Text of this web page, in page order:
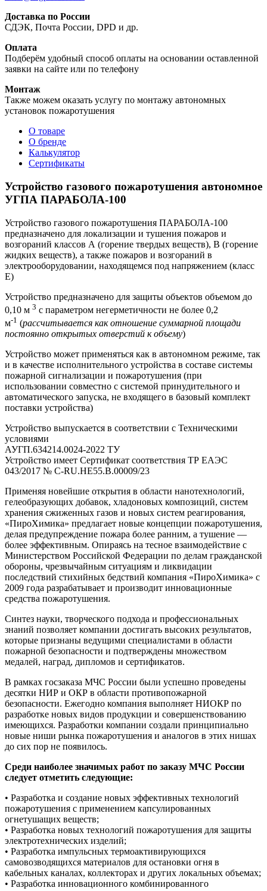
Доставка по России
СДЭК, Почта России, DPD и др.
Оплата
Подберём удобный способ оплаты на основании оставленной
заявки на сайте или по телефону
Монтаж
Также можем оказать услугу по монтажу автономных
установок пожаротушения
О товаре
О бренде
Калькулятор
Сертификаты
Устройство газового пожаротушения автономное
УГПА ПАРАБОЛА-100
Устройство газового пожаротушения ПАРАБОЛА-100
предназначено для локализации и тушения пожаров и
возгораний классов А (горение твердых веществ), B (горение
жидких веществ), а также пожаров и возгораний в
электрооборудовании, находящемся под напряжением (класс
E)
Устройство предназначено для защиты объектов объемом до
0,10 м 3 с параметром негерметичности не более 0,2
м-1 (рассчитывается как отношение суммарной площади
постоянно открытых отверстий к объему)
Устройство может применяться как в автономном режиме, так
и в качестве исполнительного устройства в составе системы
пожарной сигнализации и пожаротушения (при
использовании совместно с системой принудительного и
автоматического запуска, не входящего в базовый комплект
поставки устройства)
Устройство выпускается в соответствии с Техническими
условиями
АУГП.634214.0024-2022 ТУ
Устройство имеет Сертификат соответствия ТР ЕАЭС
043/2017 № C-RU.HE55.B.00009/23
Применяя новейшие открытия в области нанотехнологий,
гелеобразующих добавок, хладоновых композиций, систем
хранения сжиженных газов и новых систем реагирования,
«ПироХимика» предлагает новые концепции пожаротушения,
делая предупреждение пожара более ранним, а тушение —
более эффективным. Опираясь на тесное взаимодействие с
Министерством Российской Федерации по делам гражданской
обороны, чрезвычайным ситуациям и ликвидации
последствий стихийных бедствий компания «ПироХимика» с
2009 года разрабатывает и производит инновационные
средства пожаротушения.
Синтез науки, творческого подхода и профессиональных
знаний позволяет компании достигать высоких результатов,
которые признаны ведущими специалистами в области
пожарной безопасности и подтверждены множеством
медалей, наград, дипломов и сертификатов.
В рамках госзаказа МЧС России были успешно проведены
десятки НИР и ОКР в области противопожарной
безопасности. Ежегодно компания выполняет НИОКР по
разработке новых видов продукции и совершенствованию
имеющихся. Разработки компании создали принципиально
новые ниши рынка пожаротушения и аналогов в этих нишах
до сих пор не появилось.
Среди наиболее значимых работ по заказу МЧС России
следует отметить следующие:
• Разработка и создание новых эффективных технологий
пожаротушения с применением капсулированных
огнетушащих веществ;
• Разработка новых технологий пожаротушения для защиты
электротехнических изделий;
• Разработка импульсных термоактивирующихся
самовозводящихся материалов для остановки огня в
кабельных каналах, коллекторах и других локальных объемах;
• Разработка инновационного комбинированного